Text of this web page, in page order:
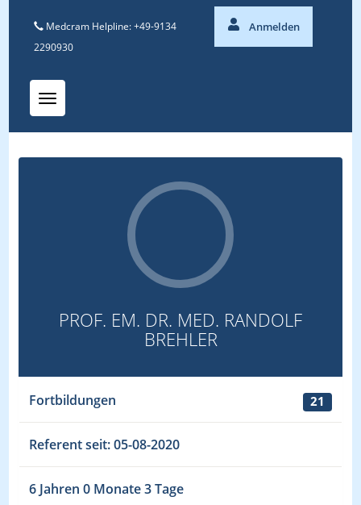
Medcram Helpline: +49-9134
2290930
Anmelden
Toggle navigation
PROF. EM. DR. MED. RANDOLF
BREHLER
Fortbildungen 21
Referent seit: 05-08-2020
6 Jahren 0 Monate 3 Tage